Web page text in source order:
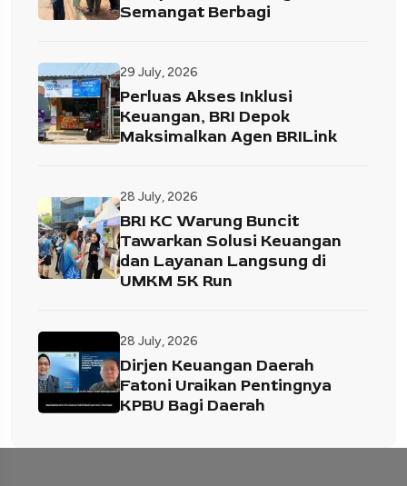
Semangat Berbagi
29 July, 2026
Perluas Akses Inklusi
Keuangan, BRI Depok
Maksimalkan Agen BRILink
28 July, 2026
BRI KC Warung Buncit
Tawarkan Solusi Keuangan
dan Layanan Langsung di
UMKM 5K Run
28 July, 2026
Dirjen Keuangan Daerah
Fatoni Uraikan Pentingnya
KPBU Bagi Daerah